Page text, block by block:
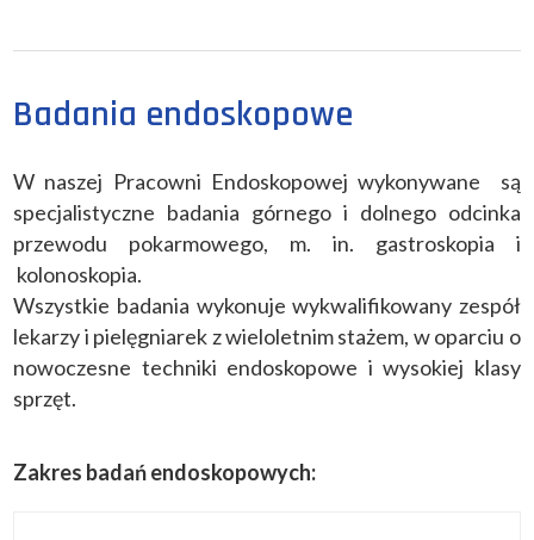
Badania endoskopowe
W naszej Pracowni Endoskopowej wykonywane są
specjalistyczne badania górnego i dolnego odcinka
przewodu pokarmowego, m. in. gastroskopia i
kolonoskopia.
Wszystkie badania wykonuje wykwalifikowany zespół
lekarzy i pielęgniarek z wieloletnim stażem, w oparciu o
nowoczesne techniki endoskopowe i wysokiej klasy
sprzęt.
Zakres badań endoskopowych: